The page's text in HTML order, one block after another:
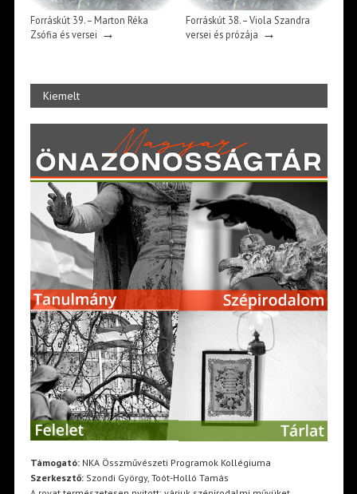
Forráskút 39. – Marton Réka
Zsófia és versei →
Forráskút 38. – Viola Szandra
versei és prózája →
Kiemelt
Támogató:NKA Összművészeti Programok Kollégiuma
Szerkesztő:Szondi György, Toót-Holló Tamás